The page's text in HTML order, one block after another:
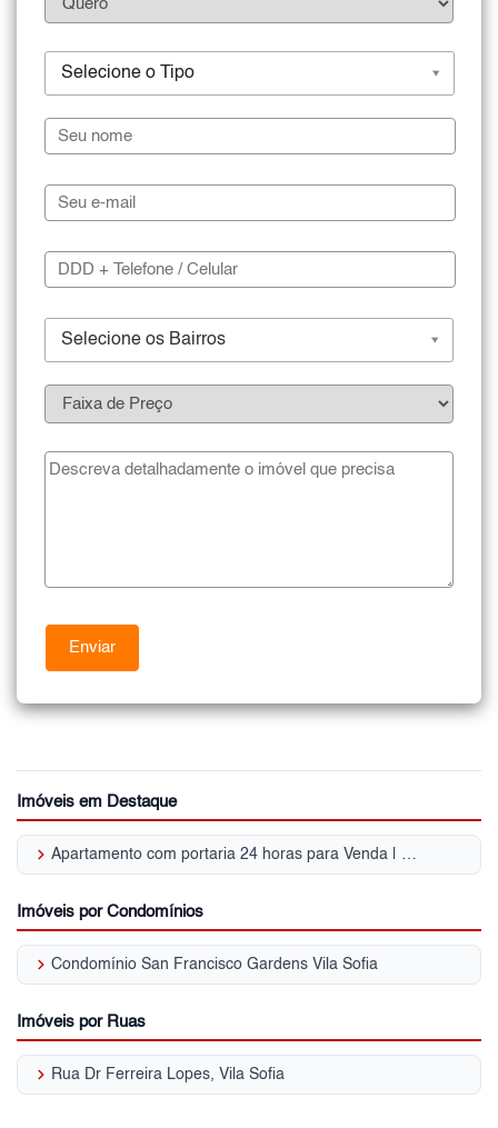
Selecione o Tipo
Selecione os Bairros
Imóveis em Destaque
keyboard_arrow_right Apartamento com portaria 24 horas para Venda | Vila Sofia
Imóveis por Condomínios
keyboard_arrow_right Condomínio San Francisco Gardens Vila Sofia
Imóveis por Ruas
keyboard_arrow_right Rua Dr Ferreira Lopes, Vila Sofia